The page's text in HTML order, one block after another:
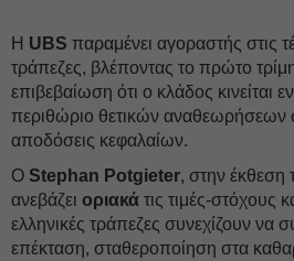
Η UBS παραμένει αγοραστής στις
τράπεζες, βλέποντας το πρώτο
επιβεβαίωση ότι ο κλάδος κινείται
περιθώριο θετικών αναθεωρήσεων
αποδόσεις κεφαλαίων.
Ο Stephan Potgieter, στην έκθεση
ανεβάζει οριακά τις τιμές-στόχους
ελληνικές τράπεζες συνεχίζουν να
επέκταση, σταθεροποίηση στα